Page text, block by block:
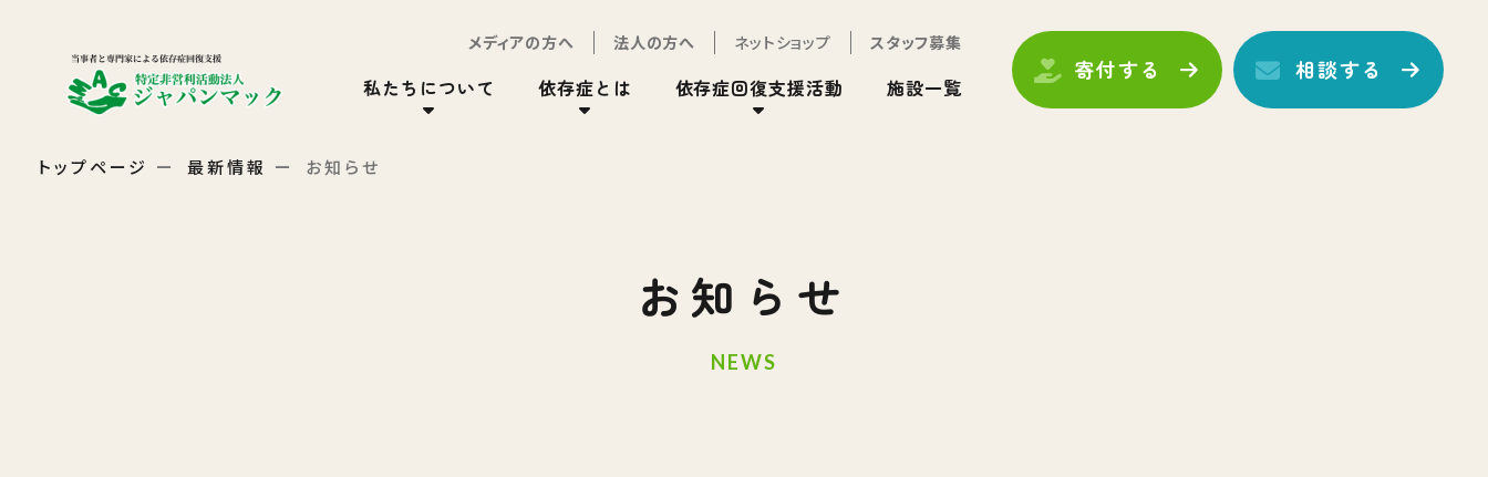
メディアの方へ 法人の方へ ネットショップ スタッフ募集
私たちについて 依存症とは 依存症回復支援活動 施設一覧
寄付する 相談する
トップページ 最新情報 お知らせ
お知らせ
NEWS